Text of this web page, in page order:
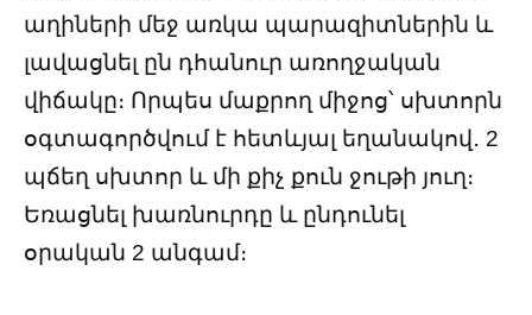
աղիների մեջ առկա պարազիտներին և
լավացնել ըն դհանուր առողջական
վիճակը։ Որպես մաքրող միջոց՝ սխտորն
օգտագործվում է հետևյալ եղանակով․ 2
պճեղ սխտոր և մի քիչ քուն ջութի յուղ։
Եռացնել խառնուրդը և ընդունել
օրական 2 անգամ։